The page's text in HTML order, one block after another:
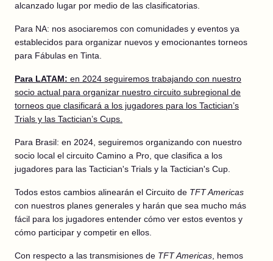
alcanzado lugar por medio de las clasificatorias.
Para NA: nos asociaremos con comunidades y eventos ya
establecidos para organizar nuevos y emocionantes torneos
para Fábulas en Tinta.
Para LATAM: en 2024 seguiremos trabajando con nuestro
socio actual para organizar nuestro circuito subregional de
torneos que clasificará a los jugadores para los Tactician’s
Trials y las Tactician’s Cups.
Para Brasil: en 2024, seguiremos organizando con nuestro
socio local el circuito Camino a Pro, que clasifica a los
jugadores para las Tactician's Trials y la Tactician's Cup.
Todos estos cambios alinearán el Circuito de TFT Americas
con nuestros planes generales y harán que sea mucho más
fácil para los jugadores entender cómo ver estos eventos y
cómo participar y competir en ellos.
Con respecto a las transmisiones de TFT Americas , hemos